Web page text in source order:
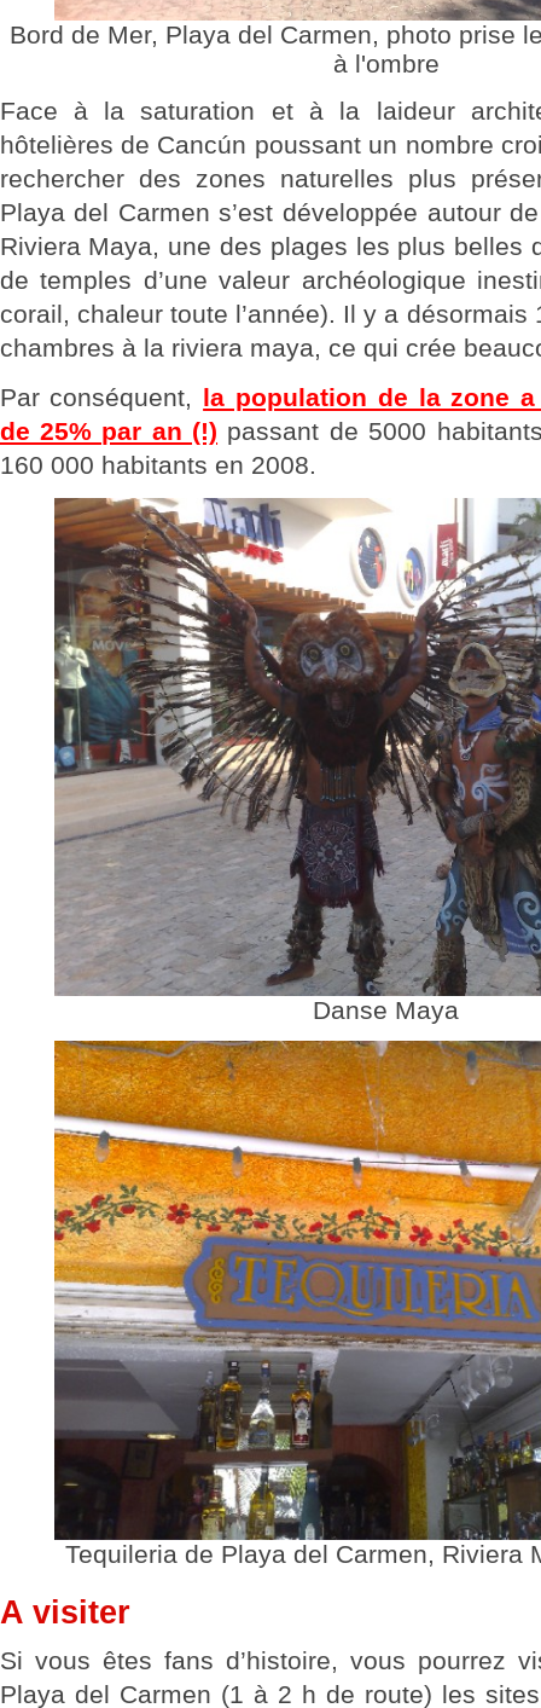
Bord de Mer, Playa del Carmen, photo prise
à l'ombre
Face à la saturation et à la laideur
hôtelières de Cancún poussant un nombre
rechercher des zones naturelles plus
Playa del Carmen s’est développée autour
Riviera Maya, une des plages les plus belles
de temples d’une valeur archéologique
corail, chaleur toute l’année). Il y a désormais
chambres à la riviera maya, ce qui crée
Par conséquent, la population de la zone
de 25% par an (!) passant de 5000
160 000 habitants en 2008.
Danse Maya
Tequileria de Playa del Carmen, Riviera
A visiter
Si vous êtes fans d’histoire, vous pourrez
Playa del Carmen (1 à 2 h de route) les